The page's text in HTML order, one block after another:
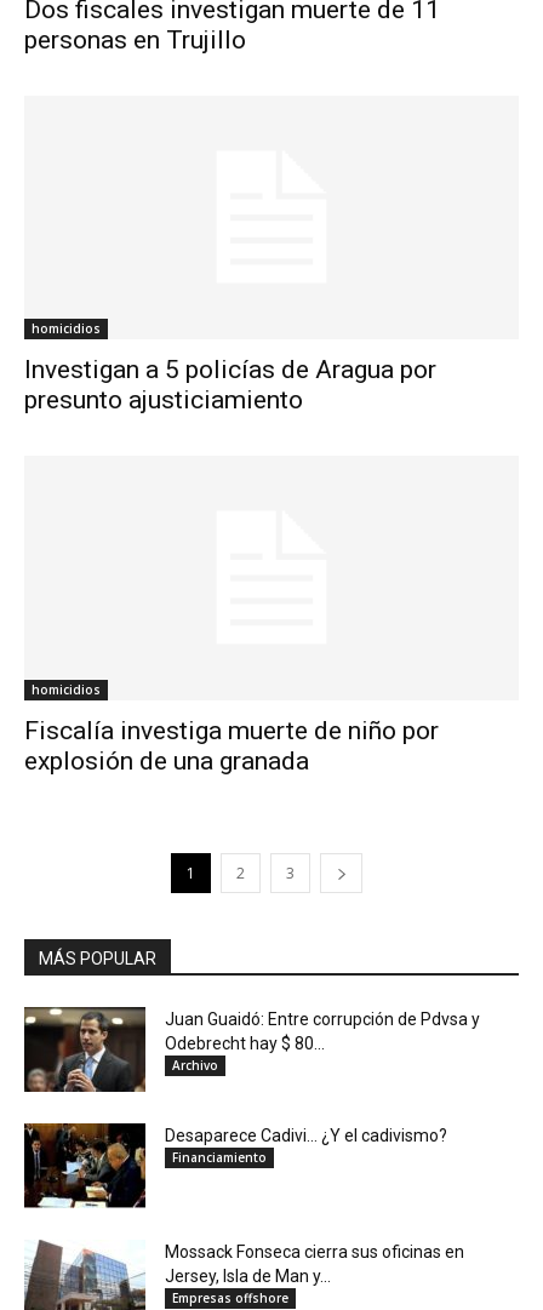
Dos fiscales investigan muerte de 11
personas en Trujillo
homicidios
Investigan a 5 policías de Aragua por
presunto ajusticiamiento
homicidios
Fiscalía investiga muerte de niño por
explosión de una granada
1 2 3
MÁS POPULAR
Juan Guaidó: Entre corrupción de Pdvsa y
Odebrecht hay $ 80...
Archivo
Desaparece Cadivi… ¿Y el cadivismo?
Financiamiento
Mossack Fonseca cierra sus oficinas en
Jersey, Isla de Man y...
Empresas offshore